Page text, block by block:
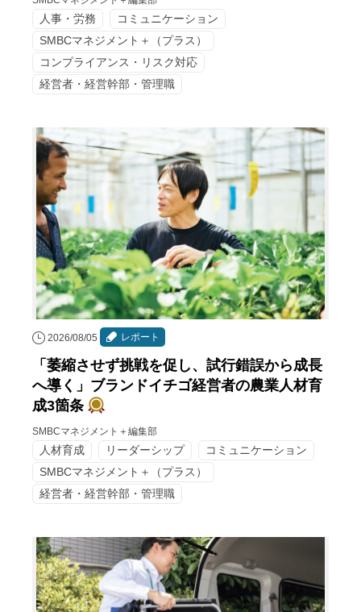
人事・労務
コミュニケーション
SMBCマネジメント＋（プラス）
コンプライアンス・リスク対応
経営者・経営幹部・管理職
2026/08/05 レポート
「萎縮させず挑戦を促し、試行錯誤から成長
へ導く」ブランドイチゴ経営者の農業人材育
成3箇条
SMBCマネジメント＋編集部
人材育成 リーダーシップ
コミュニケーション
SMBCマネジメント＋（プラス）
経営者・経営幹部・管理職